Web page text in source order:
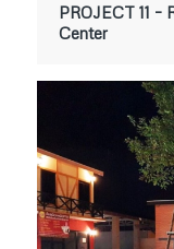
PROJECT 11 –
Center